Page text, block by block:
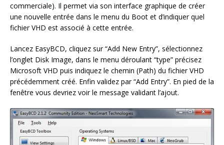
commerciale). Il permet via son interface graphique de créer
une nouvelle entrée dans le menu du Boot et d’indiquer quel
fichier VHD est associé à cette entrée.
Lancez EasyBCD, cliquez sur “Add New Entry”, sélectionnez
l’onglet Disk Image, dans le menu déroulant “type” précisez
Microsoft VHD puis indiquez le chemin (Path) du fichier VHD
précédemment créé. Enfin validez par “Add Entry”. En pied de la
fenêtre vous devriez voir le message validant l’ajout.